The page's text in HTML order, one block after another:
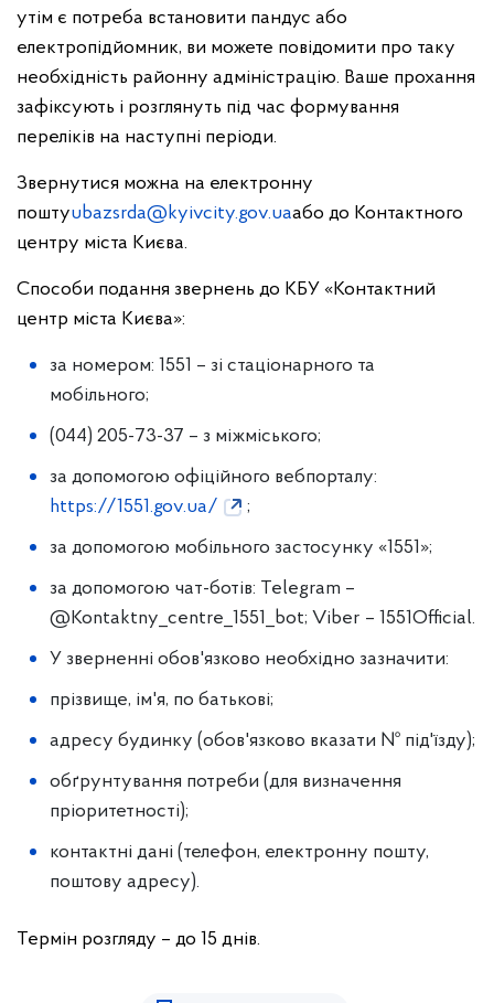
утім є потреба встановити пандус або
електропідйомник, ви можете повідомити про таку
необхідність районну адміністрацію. Ваше прохання
зафіксують і розглянуть під час формування
переліків на наступні періоди.
Звернутися можна на електронну
поштуubazsrda@kyivcity.gov.uaабо до Контактного
центру міста Києва.
Способи подання звернень до КБУ «Контактний
центр міста Києва»:
за номером: 1551 – зі стаціонарного та
мобільного;
(044) 205-73-37 – з міжміського;
за допомогою офіційного вебпорталу:
https://1551.gov.ua/
;
за допомогою мобільного застосунку «1551»;
за допомогою чат-ботів: Telegram –
@Kontaktny_centre_1551_bot; Viber – 1551Official.
У зверненні обов'язково необхідно зазначити:
прізвище, ім'я, по батькові;
адресу будинку (обов'язково вказати № під'їзду);
обґрунтування потреби (для визначення
пріоритетності);
контактні дані (телефон, електронну пошту,
поштову адресу).
Термін розгляду – до 15 днів.